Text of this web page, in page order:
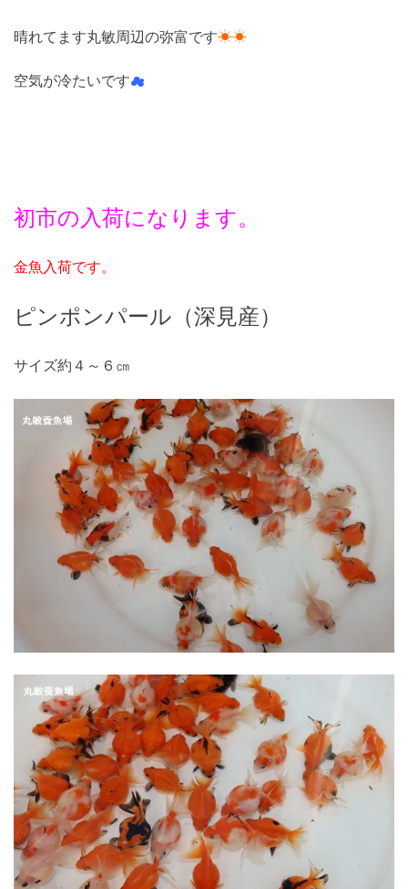
晴れてます丸敏周辺の弥富です☀☀
空気が冷たいです☁
初市の入荷になります。
金魚入荷です。
ピンポンパール（深見産）
サイズ約４～６㎝